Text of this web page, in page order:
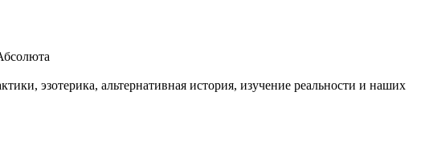
эзотерика, альтернативная история, изучение реальности и наших